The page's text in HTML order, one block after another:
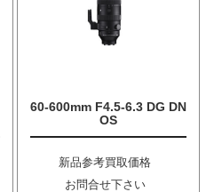
60-600mm F4.5-6.3 DG DN
OS
新品参考買取価格
お問合せ下さい